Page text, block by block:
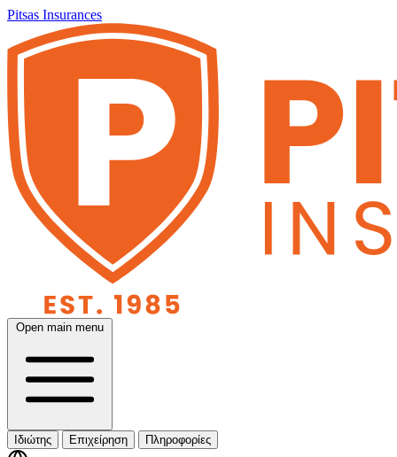
Pitsas Insurances
Open main menu
Ιδιώτης Επιχείρηση Πληροφορίες